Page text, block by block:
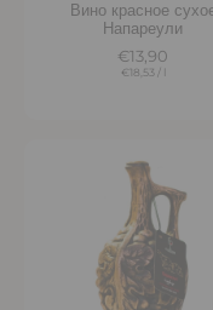
Вино красное
Напареули
€13,90
€18,53/ l